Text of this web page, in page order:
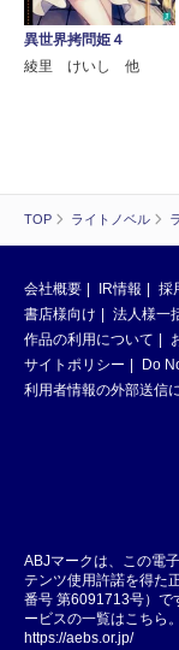
TOP ライトノベル
異世界拷問姫４
綾里 けいし 他
会社概要 IR情報 採
書店様向け
法人様一
作品の利用について
サイトポリシー
Do
利用者情報の外部送信
ABJマークは、この電
テンツ使用許諾を得た
番号 第6091713号）で
ービスの一覧はこちら。
https://aebs.or.jp/